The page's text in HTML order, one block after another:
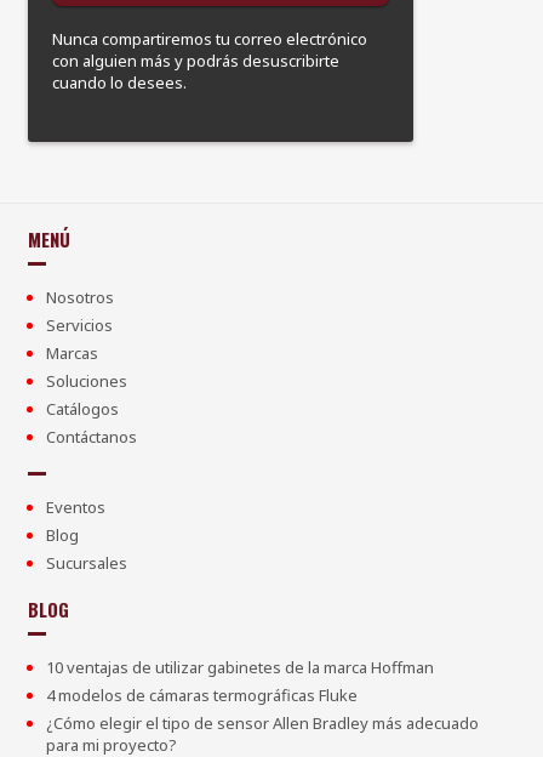
Nunca compartiremos tu correo electrónico
con alguien más y podrás desuscribirte
cuando lo desees.
MENÚ
Nosotros
Servicios
Marcas
Soluciones
Catálogos
Contáctanos
Eventos
Blog
Sucursales
BLOG
10 ventajas de utilizar gabinetes de la marca Hoffman
4 modelos de cámaras termográficas Fluke
¿Cómo elegir el tipo de sensor Allen Bradley más adecuado
para mi proyecto?